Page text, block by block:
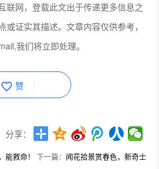
联网，登载此文出于传递更多信息之
或证实其描述。文章内容仅供参考，
我们将立即处理。
赞
分享：
救命！ 下一篇： 闻花拾景赏春色，新奇士